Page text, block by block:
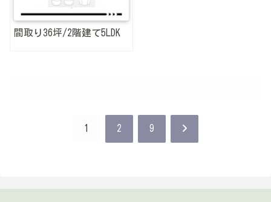
間取り36坪/2階建て5LDK
1 2 9 次